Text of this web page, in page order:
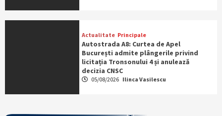
Actualitate Principale
Autostrada A8: Curtea de Apel
București admite plângerile privind
licitația Tronsonului 4 și anulează
decizia CNSC
05/08/2026 Ilinca Vasilescu